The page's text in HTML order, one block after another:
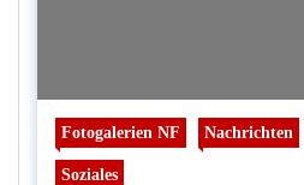
Fotogalerien NF Nachrichten
Soziales